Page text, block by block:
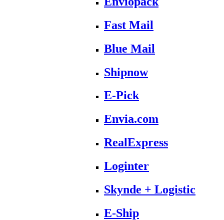
Fast Mail
Blue Mail
Shipnow
E-Pick
Envia.com
RealExpress
Loginter
Skynde + Logistic
E-Ship